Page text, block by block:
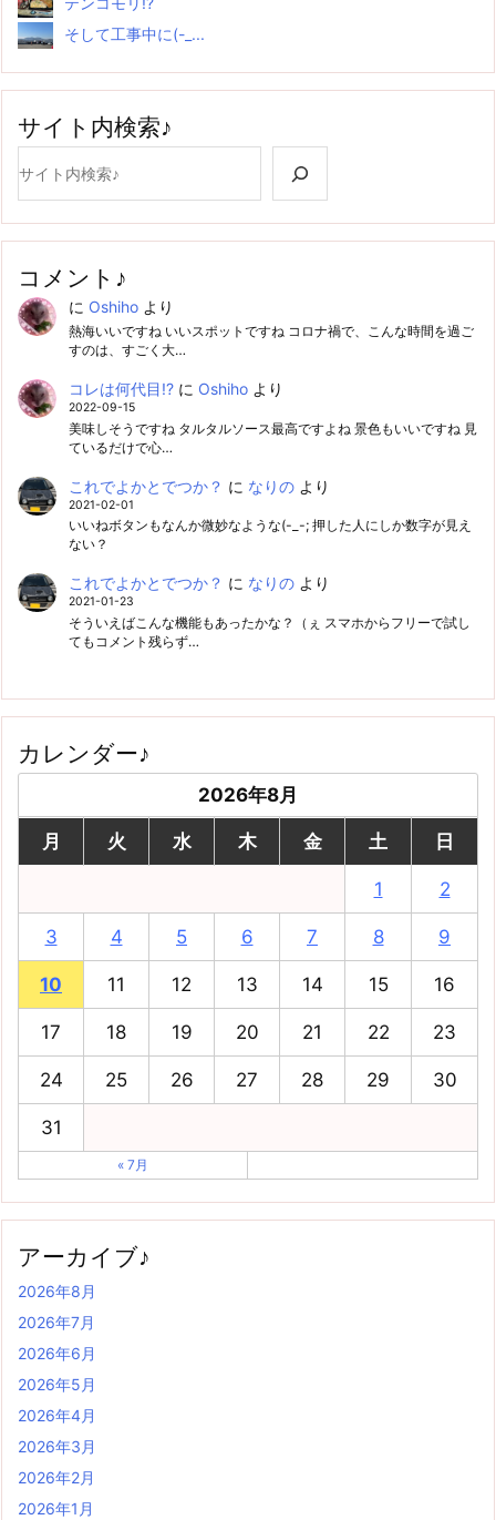
そして工事中に(-_...
サイト内検索♪
コメント♪
に Oshihoより
熱海いいですね いいスポットですね コロナ禍で、こんな時間を過ご
すのは、すごく大…
コレは何代目!?に Oshihoより
2022-09-15
美味しそうですね タルタルソース最高ですよね 景色もいいですね 見
ているだけで心…
これでよかとでつか？ に なりのより
2021-02-01
いいねボタンもなんか微妙なような(-_-; 押した人にしか数字が見え
ない？
これでよかとでつか？ に なりのより
2021-01-23
そういえばこんな機能もあったかな？（ぇ スマホからフリーで試し
てもコメント残らず…
カレンダー♪
2026年8月
月 火 水 木 金 土 日
1 2
3 4 5 6 7 8 9
10 11 12 13 14 15 16
17 18 19 20 21 22 23
24 25 26 27 28 29 30
31
« 7月
アーカイブ♪
2026年8月
2026年7月
2026年6月
2026年5月
2026年4月
2026年3月
2026年2月
2026年1月